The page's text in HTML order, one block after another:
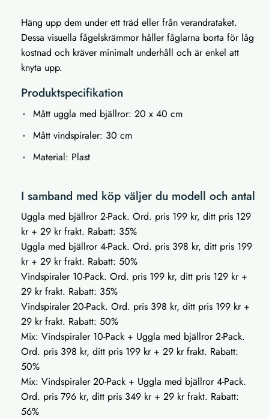
Häng upp dem under ett träd eller från verandrataket.
Dessa visuella fågelskrämmor håller fåglarna borta för låg
kostnad och kräver minimalt underhåll och är enkel att
knyta upp.
Produktspecifikation
Mått uggla med bjällror: 20 x 40 cm
Mått vindspiraler: 30 cm
Material: Plast
I samband med köp väljer du modell och antal
Uggla med bjällror 2-Pack. Ord. pris 199 kr, ditt pris 129
kr + 29 kr frakt. Rabatt: 35%
Uggla med bjällror 4-Pack. Ord. pris 398 kr, ditt pris 199
kr + 29 kr frakt. Rabatt: 50%
Vindspiraler 10-Pack. Ord. pris 199 kr, ditt pris 129 kr +
29 kr frakt. Rabatt: 35%
Vindspiraler 20-Pack. Ord. pris 398 kr, ditt pris 199 kr +
29 kr frakt. Rabatt: 50%
Mix: Vindspiraler 10-Pack + Uggla med bjällror 2-Pack.
Ord. pris 398 kr, ditt pris 199 kr + 29 kr frakt. Rabatt:
50%
Mix: Vindspiraler 20-Pack + Uggla med bjällror 4-Pack.
Ord. pris 796 kr, ditt pris 349 kr + 29 kr frakt. Rabatt:
56%